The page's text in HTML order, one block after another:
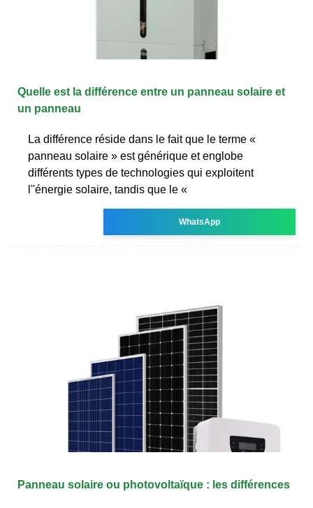
Quelle est la différence entre un panneau solaire et
un panneau
La différence réside dans le fait que le terme «
panneau solaire » est générique et englobe
différents types de technologies qui exploitent
l''énergie solaire, tandis que le «
WhatsApp
Panneau solaire ou photovoltaïque : les différences